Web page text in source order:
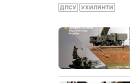
ДПСУ УХИЛЯНТИ